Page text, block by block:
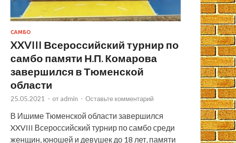
САМБО
XXVIII Всероссийский турнир по
самбо памяти Н.П. Комарова
завершился в Тюменской
области
25.05.2021 - от admin - Оставьте комментарий
В Ишиме Тюменской области завершился
XXVIII Всероссийский турнир по самбо среди
женщин, юношей и девушек до 18 лет, памяти